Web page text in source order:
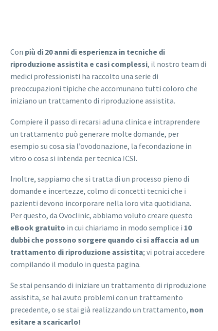
Con più di 20 anni di esperienza in tecniche di
riproduzione assistita e casi complessi, il nostro team di
medici professionisti ha raccolto una serie di
preoccupazioni tipiche che accomunano tutti coloro che
iniziano un trattamento di riproduzione assistita.
Compiere il passo di recarsi ad una clinica e intraprendere
un trattamento può generare molte domande, per
esempio su cosa sia l’ovodonazione, la fecondazione in
vitro o cosa si intenda per tecnica ICSI.
Inoltre, sappiamo che si tratta di un processo pieno di
domande e incertezze, colmo di concetti tecnici che i
pazienti devono incorporare nella loro vita quotidiana.
Per questo, da Ovoclinic, abbiamo voluto creare questo
eBook gratuito in cui chiariamo in modo semplice i 10
dubbi che possono sorgere quando ci si affaccia ad un
trattamento di riproduzione assistita; vi potrai accedere
compilando il modulo in questa pagina.
Se stai pensando di iniziare un trattamento di riproduzione
assistita, se hai avuto problemi con un trattamento
precedente, o se stai già realizzando un trattamento, non
esitare a scaricarlo!